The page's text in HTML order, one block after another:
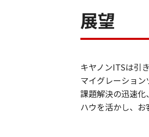
展望
キヤノンITSは引
マイグレーショ
課題解決の迅速
ハウを活かし、お